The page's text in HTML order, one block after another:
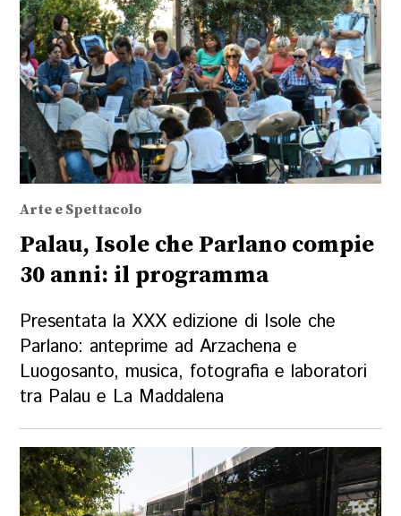
Arte e Spettacolo
Palau, Isole che Parlano compie
30 anni: il programma
Presentata la XXX edizione di Isole che
Parlano: anteprime ad Arzachena e
Luogosanto, musica, fotografia e laboratori
tra Palau e La Maddalena